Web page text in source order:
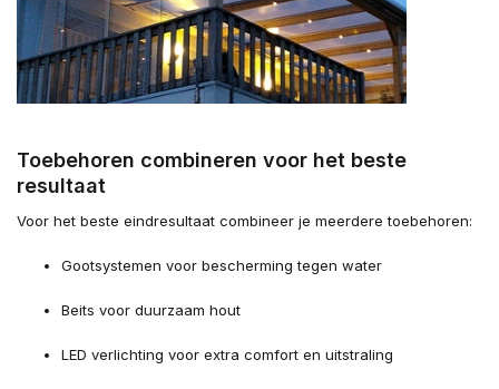
Toebehoren combineren voor het beste
resultaat
Voor het beste eindresultaat combineer je meerdere toebehoren:
Gootsystemen voor bescherming tegen water
Beits voor duurzaam hout
LED verlichting voor extra comfort en uitstraling